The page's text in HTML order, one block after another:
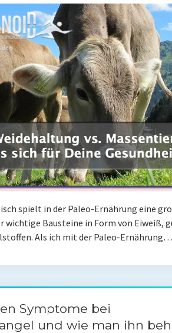
spielt in der Paleo-Ernährung eine
wichtige Bausteine in Form von Eiweiß,
Als ich mit der Paleo-Ernährung…
Symptome bei
und wie man ihn